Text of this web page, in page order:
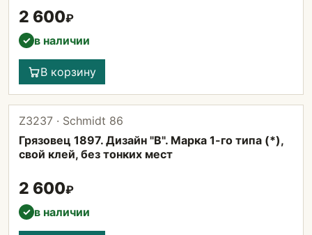
2 600₽
✓ в наличии
В корзину
Z3237 · Schmidt 86
Грязовец 1897. Дизайн "B". Марка 1-го типа (*),
свой клей, без тонких мест
2 600₽
✓ в наличии